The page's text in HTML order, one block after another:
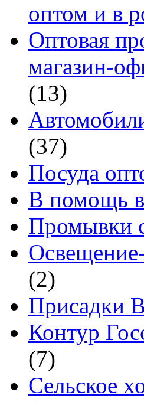
оптом и в
Оптовая
магазин-
(13)
(37)
Посуда
В помощь
Промывки
(2)
Присадки
Контур
(7)
Сельское